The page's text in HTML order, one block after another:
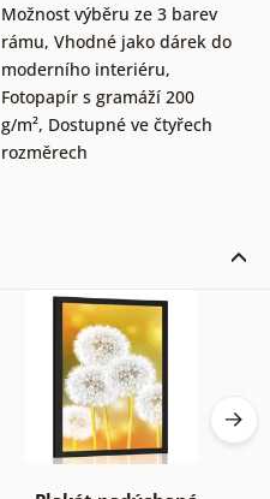
Možnost výběru ze 3 barev
rámu, Vhodné jako dárek do
moderního interiéru,
Fotopapír s gramáží 200
g/m², Dostupné ve čtyřech
rozměrech